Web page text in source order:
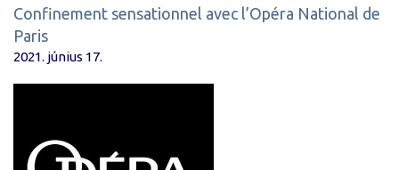
Confinement sensationnel avec l’Opéra National de
Paris
2021. június 17.